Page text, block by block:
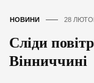
НОВИНИ 28
Сліди
Вінниччині